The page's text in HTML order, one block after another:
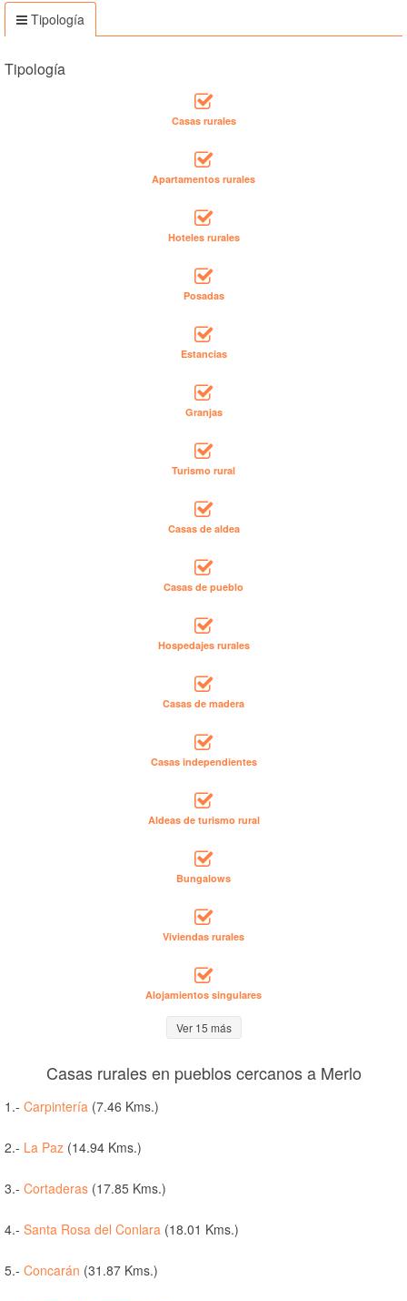
Tipología
Tipología
Casas rurales
Apartamentos rurales
Hoteles rurales
Posadas
Estancias
Granjas
Turismo rural
Casas de aldea
Casas de pueblo
Hospedajes rurales
Casas de madera
Casas independientes
Aldeas de turismo rural
Bungalows
Viviendas rurales
Alojamientos singulares
Ver 15 más
Casas rurales en pueblos cercanos a Merlo
1.- Carpintería (7.46 Kms.)
2.- La Paz (14.94 Kms.)
3.- Cortaderas (17.85 Kms.)
4.- Santa Rosa del Conlara (18.01 Kms.)
5.- Concarán (31.87 Kms.)